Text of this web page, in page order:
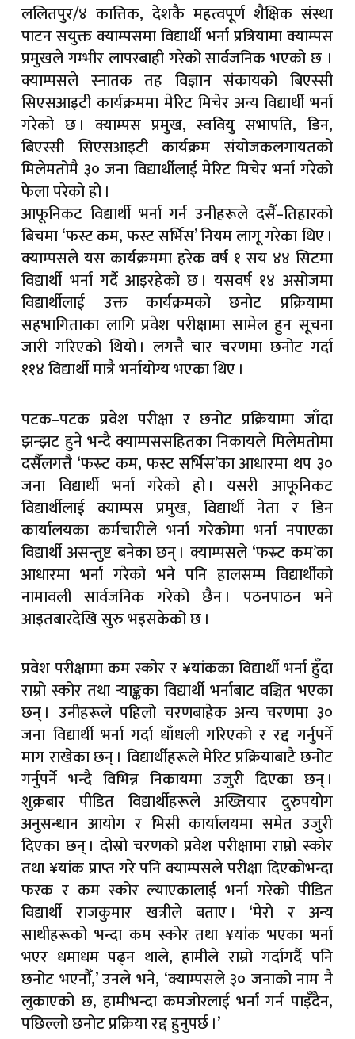
ललितपुर/४ कात्तिक, देशकै महत्वपूर्ण शैक्षिक संस्था
पाटन सयुक्त क्याम्पसमा विद्यार्थी भर्ना प्रत्रियामा क्याम्पस
प्रमुखले गम्भीर लापरबाही गरेको सार्वजनिक भएको छ ।
क्याम्पसले स्नातक तह विज्ञान संकायको बिएस्सी
सिएसआइटी कार्यक्रममा मेरिट मिचेर अन्य विद्यार्थी भर्ना
गरेको छ । क्याम्पस प्रमुख, स्ववियु सभापति, डिन,
बिएस्सी सिएसआइटी कार्यक्रम संयोजकलगायतको
मिलेमतोमै ३० जना विद्यार्थीलाई मेरिट मिचेर भर्ना गरेको
फेला परेको हो ।
आफूनिकट विद्यार्थी भर्ना गर्न उनीहरूले दसैँ–तिहारको
बिचमा ‘फस्ट कम, फस्ट सर्भिस’ नियम लागू गरेका थिए ।
क्याम्पसले यस कार्यक्रममा हरेक वर्ष १ सय ४४ सिटमा
विद्यार्थी भर्ना गर्दै आइरहेको छ । यसवर्ष १४ असोजमा
विद्यार्थीलाई उक्त कार्यक्रमको छनोट प्रक्रियामा
सहभागिताका लागि प्रवेश परीक्षामा सामेल हुन सूचना
जारी गरिएको थियो । लगत्तै चार चरणमा छनोट गर्दा
११४ विद्यार्थी मात्रै भर्नायोग्य भएका थिए ।
पटक–पटक प्रवेश परीक्षा र छनोट प्रक्रियामा जाँदा
झन्झट हुने भन्दै क्याम्पससहितका निकायले मिलेमतोमा
दसैँलगत्तै ‘फस्र्ट कम, फस्ट सर्भिस’का आधारमा थप ३०
जना विद्यार्थी भर्ना गरेको हो । यसरी आफूनिकट
विद्यार्थीलाई क्याम्पस प्रमुख, विद्यार्थी नेता र डिन
कार्यालयका कर्मचारीले भर्ना गरेकोमा भर्ना नपाएका
विद्यार्थी असन्तुष्ट बनेका छन् । क्याम्पसले ‘फस्र्ट कम’का
आधारमा भर्ना गरेको भने पनि हालसम्म विद्यार्थीको
नामावली सार्वजनिक गरेको छैन । पठनपाठन भने
आइतबारदेखि सुरु भइसकेको छ ।
प्रवेश परीक्षामा कम स्कोर र ¥यांकका विद्यार्थी भर्ना हुँदा
राम्रो स्कोर तथा र्‍याङ्कका विद्यार्थी भर्नाबाट वञ्चित भएका
छन् । उनीहरूले पहिलो चरणबाहेक अन्य चरणमा ३०
जना विद्यार्थी भर्ना गर्दा धाँधली गरिएको र रद्द गर्नुपर्ने
माग राखेका छन् । विद्यार्थीहरूले मेरिट प्रक्रियाबाटै छनोट
गर्नुपर्ने भन्दै विभिन्न निकायमा उजुरी दिएका छन् ।
शुक्रबार पीडित विद्यार्थीहरूले अख्तियार दुरुपयोग
अनुसन्धान आयोग र भिसी कार्यालयमा समेत उजुरी
दिएका छन् । दोस्रो चरणको प्रवेश परीक्षामा राम्रो स्कोर
तथा ¥यांक प्राप्त गरे पनि क्याम्पसले परीक्षा दिएकोभन्दा
फरक र कम स्कोर ल्याएकालाई भर्ना गरेको पीडित
विद्यार्थी राजकुमार खत्रीले बताए । ‘मेरो र अन्य
साथीहरूको भन्दा कम स्कोर तथा ¥यांक भएका भर्ना
भएर धमाधम पढ्न थाले, हामीले राम्रो गर्दागर्दै पनि
छनोट भएनौँ,’ उनले भने, ‘क्याम्पसले ३० जनाको नाम नै
लुकाएको छ, हामीभन्दा कमजोरलाई भर्ना गर्न पाइँदैन,
पछिल्लो छनोट प्रक्रिया रद्द हुनुपर्छ ।’